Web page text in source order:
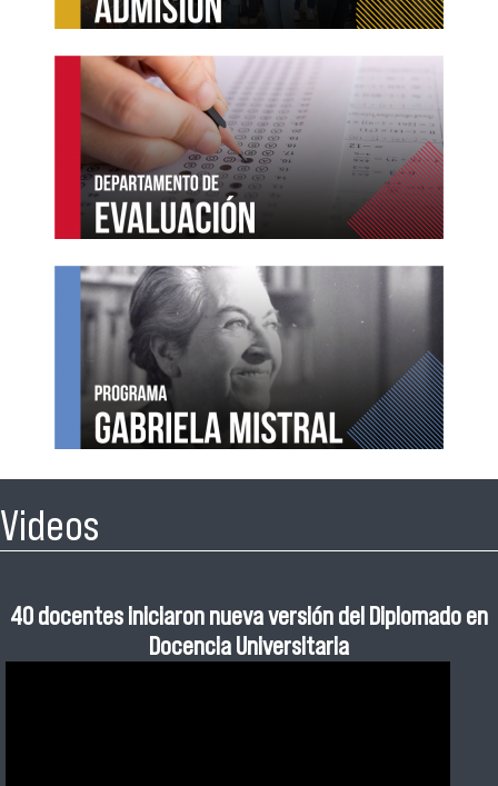
Videos
Programa Gabriela Mistral dio la bienvenida a nueva
generación de estudiantes
Primer Ensayo PAES 2026
40 docentes iniciaron nueva versión del Diplomado en
Docencia Universitaria
Escuela de Ayudantes: fortaleciendo el rol estudiantil
en la enseñanza universitaria